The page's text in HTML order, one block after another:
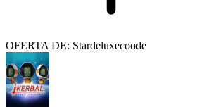
OFERTA DE: Stardeluxecoode